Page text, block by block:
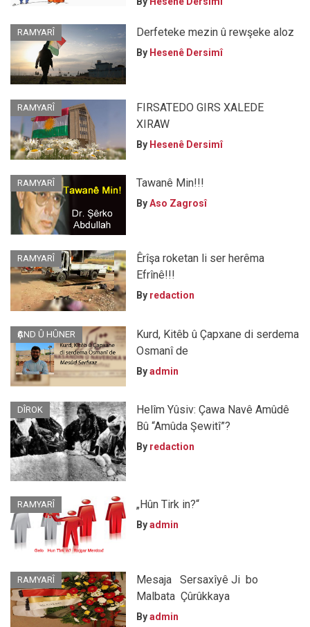
RAMYARÎ Derfeteke mezin û rewşeke aloz
By Hesenê Dersimî
RAMYARÎ
FIRSATEDO GIRS XALEDE
XIRAW
By Hesenê Dersimî
RAMYARÎ Tawanê Min!!!
ByAso Zagrosî
RAMYARÎ
Êrîşa roketan li ser herêma
Efrînê!!!
By redaction
ҪAND Û HÛNER
Kurd, Kitêb û Çapxane di serdema
Osmanî de
Byadmin
DÎROK
Helîm Yûsiv: Çawa Navê Amûdê
Bû “Amûda Şewitî”?
By redaction
RAMYARÎ „Hûn Tirk in?“
Byadmin
RAMYARÎ
Mesaja Sersaxîyê Ji bo
Malbata Çûrûkkaya
Byadmin